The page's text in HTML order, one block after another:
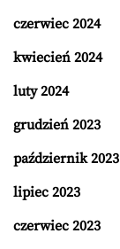
czerwiec 2024
kwiecień 2024
luty 2024
grudzień 2023
październik 2023
lipiec 2023
czerwiec 2023